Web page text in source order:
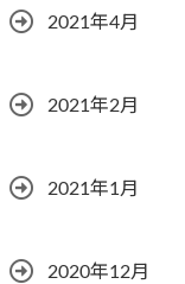
2021年4月
2021年2月
2021年1月
2020年12月